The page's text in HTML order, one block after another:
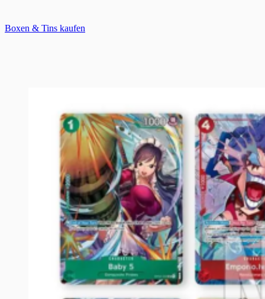
Boxen & Tins kaufen